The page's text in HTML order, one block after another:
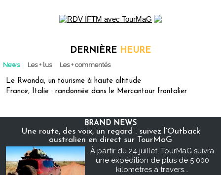
DERNIÈRE HEURE
News Les + lus Les + commentés
Le Rwanda, un tourisme à haute altitude
France, Italie : randonnée dans le Mercantour frontalier
BRAND NEWS
Une route, des voix, un regard : suivez l’Outback
australien en direct sur TourMaG
À partir du 24 juillet, TourMaG suivra
une expédition de plus de 5 000
kilomètres à travers...